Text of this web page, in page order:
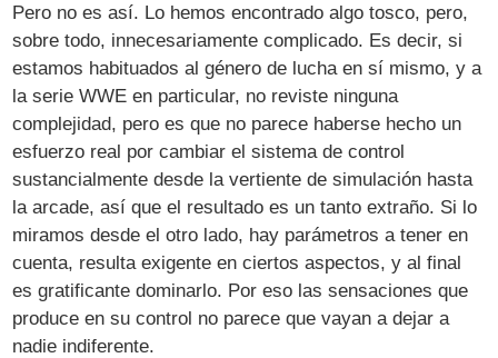
Pero no es así. Lo hemos encontrado algo tosco, pero,
sobre todo, innecesariamente complicado. Es decir, si
estamos habituados al género de lucha en sí mismo, y a
la serie WWE en particular, no reviste ninguna
complejidad, pero es que no parece haberse hecho un
esfuerzo real por cambiar el sistema de control
sustancialmente desde la vertiente de simulación hasta
la arcade, así que el resultado es un tanto extraño. Si lo
miramos desde el otro lado, hay parámetros a tener en
cuenta, resulta exigente en ciertos aspectos, y al final
es gratificante dominarlo. Por eso las sensaciones que
produce en su control no parece que vayan a dejar a
nadie indiferente.